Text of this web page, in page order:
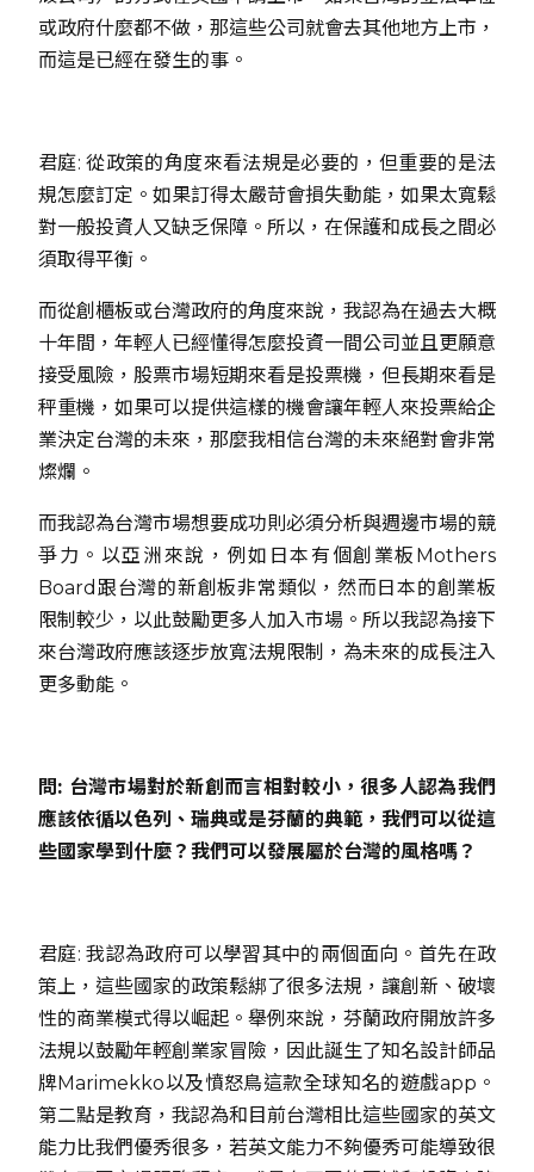
或政府什麼都不做，那這些公司就會去其他地方上市，
而這是已經在發生的事。
君庭: 從政策的角度來看法規是必要的，但重要的是法
規怎麼訂定。如果訂得太嚴苛會損失動能，如果太寬鬆
對一般投資人又缺乏保障。所以，在保護和成長之間必
須取得平衡。
而從創櫃板或台灣政府的角度來說，我認為在過去大概
十年間，年輕人已經懂得怎麼投資一間公司並且更願意
接受風險，股票市場短期來看是投票機，但長期來看是
秤重機，如果可以提供這樣的機會讓年輕人來投票給企
業決定台灣的未來，那麼我相信台灣的未來絕對會非常
燦爛。
而我認為台灣市場想要成功則必須分析與週邊市場的競
爭力。以亞洲來說，例如日本有個創業板Mothers
Board跟台灣的新創板非常類似，然而日本的創業板
限制較少，以此鼓勵更多人加入市場。所以我認為接下
來台灣政府應該逐步放寬法規限制，為未來的成長注入
更多動能。
問: 台灣市場對於新創而言相對較小，很多人認為我們
應該依循以色列、瑞典或是芬蘭的典範，我們可以從這
些國家學到什麼？我們可以發展屬於台灣的風格嗎？
君庭: 我認為政府可以學習其中的兩個面向。首先在政
策上，這些國家的政策鬆綁了很多法規，讓創新、破壞
性的商業模式得以崛起。舉例來說，芬蘭政府開放許多
法規以鼓勵年輕創業家冒險，因此誕生了知名設計師品
牌Marimekko以及憤怒鳥這款全球知名的遊戲app。
第二點是教育，我認為和目前台灣相比這些國家的英文
能力比我們優秀很多，若英文能力不夠優秀可能導致很